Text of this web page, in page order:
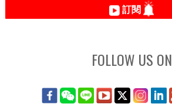
訂閱
FOLLOW US ON